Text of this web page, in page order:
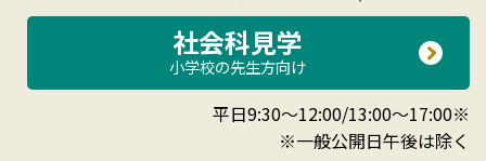
社会科見学
小学校の先生方向け
平日9:30～12:00/13:00～17:00※
※一般公開日午後は除く